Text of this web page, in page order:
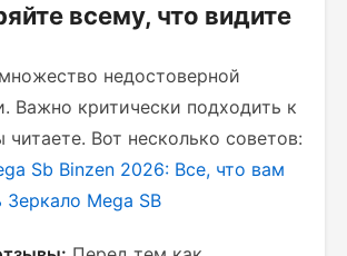
всему, что видите
недостоверной
Важно критически подходить к
читаете. Вот несколько советов:
Sb Binzen 2026: Все, что вам
Зеркало Mega SB